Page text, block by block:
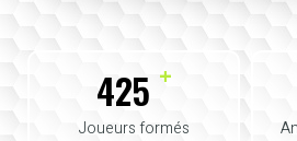
425 +
Joueurs formés